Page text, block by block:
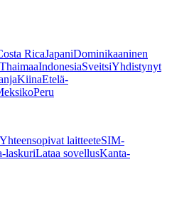
RicaJapaniDominikaaninen
ThaimaaIndonesiaSveitsiYhdistynyt
KiinaEtelä-
Peru
Yhteensopivat laitteeteSIM-
laskuriLataa sovellusKanta-